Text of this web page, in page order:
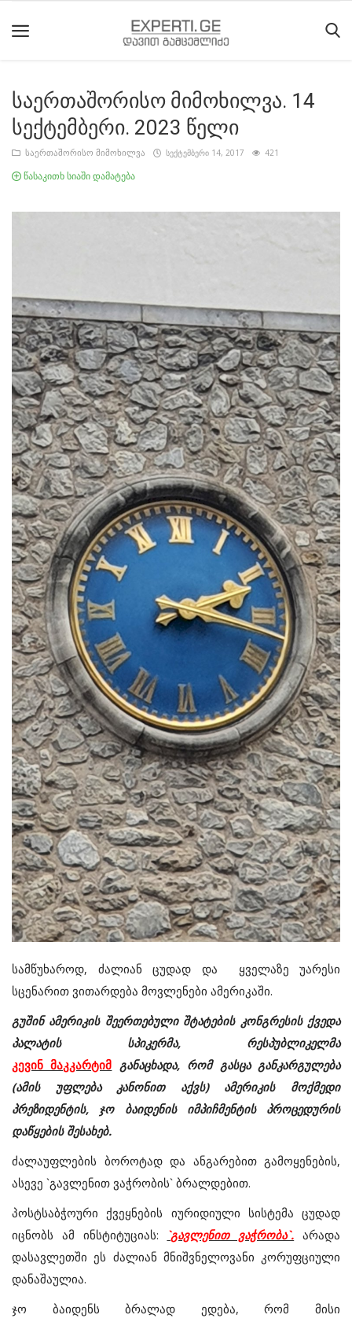
მთავარი
მიმდინარე
მოვლენები
შესახებ
ისტორია
სტატიები
საერთაშორისო მიმოხილვა. 14
სექტემბერი. 2023 წელი
საერთაშორისო მიმოხილვა სექტემბერი 14, 2017 421
წასაკითხ სიაში დამატება
სამწუხაროდ, ძალიან ცუდად და ყველაზე უარესი
სცენარით ვითარდება მოვლენები ამერიკაში.
გუშინ ამერიკის შეერთებული შტატების კონგრესის ქვედა
პალატის სპიკერმა, რესპუბლიკელმა
კევინ მაკკარტიმ განაცხადა, რომ გასცა განკარგულება
(ამის უფლება კანონით აქვს) ამერიკის მოქმედი
პრეზიდენტის, ჯო ბაიდენის იმპიჩმენტის პროცედურის
დაწყების შესახებ.
ძალაუფლების ბოროტად და ანგარებით გამოყენების,
ასევე `გავლენით ვაჭრობის` ბრალდებით.
პოსტსაბჭოური ქვეყნების იურიდიული სისტემა ცუდად
იცნობს ამ ინსტიტუციას:
`გავლენით ვაჭრობა`. არადა
დასავლეთში ეს ძალიან მნიშვნელოვანი კორუფციული
დანაშაულია.
ჯო ბაიდენს ბრალად ედება, რომ მისი